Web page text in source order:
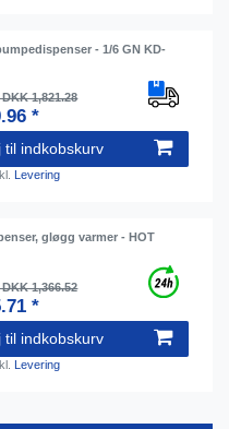
- 1/6 GN KD-
1,821.28
*
til indkobskurv
Levering
gløgg varmer - HOT
1,366.52
*
til indkobskurv
Levering